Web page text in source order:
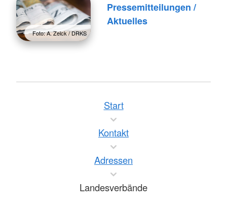
Foto: A. Zelck / DRKS
Pressemitteilungen /
Aktuelles
Start
Kontakt
Adressen
Landesverbände